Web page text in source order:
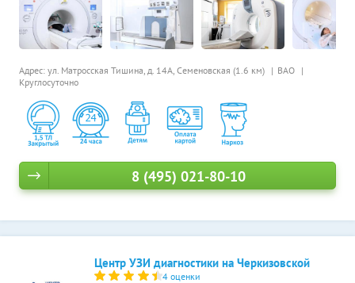
Адрес: ул. Матросская Тишина, д. 14А, Семеновская (1.6 км)
ВАО
Круглосуточно
8 (495) 021-80-10
Центр УЗИ диагностики на Черкизовской
4 оценки